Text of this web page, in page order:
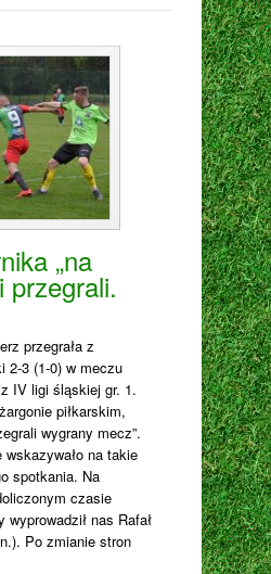
„na
przegrali.
przegrała z
2-3 (1-0) w meczu
IV ligi śląskiej gr. 1.
piłkarskim,
wygrany mecz”.
na takie
spotkania. Na
czasie
wyprowadził nas Rafał
Po zmianie stron